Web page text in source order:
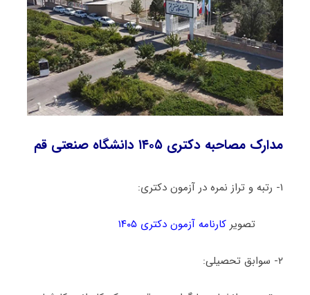
مدارک مصاحبه دکتری ۱۴۰۵ دانشگاه صنعتی قم
۱- رتبه و تراز نمره در آزمون دکتری:
تصویر کارنامه آزمون دکتری ۱۴۰۵
۲- سوابق تحصیلی: